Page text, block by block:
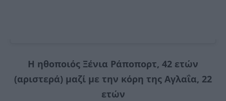
Η ηθοποιός Ξένια Ράποπορτ, 42 ετών
(αριστερά) μαζί με την κόρη της Αγλαΐα, 22
ετών